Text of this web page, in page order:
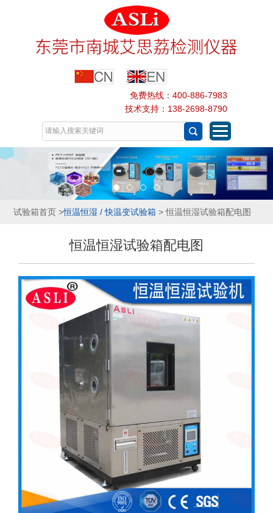
免费热线：400-886-7983
技术支持：138-2698-8790
试验箱首页>恒温恒湿 / 快温变试验箱> 恒温恒湿试验箱配电图
恒温恒湿试验箱配电图